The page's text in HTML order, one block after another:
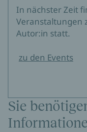
In nächster Zeit
Veranstaltungen
Autor:in statt.
zu den Events
Sie